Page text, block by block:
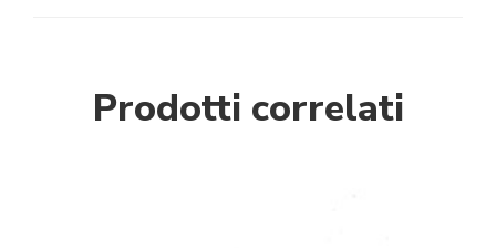
Prodotti correlati